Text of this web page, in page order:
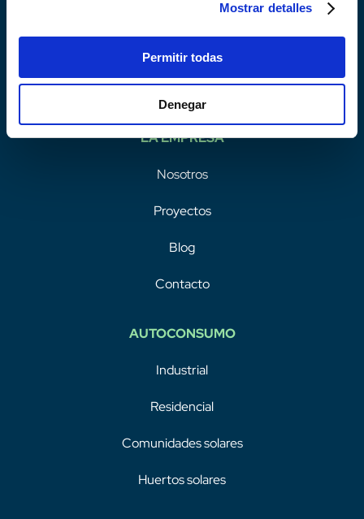
Mostrar detalles
Permitir todas
Denegar
LA EMPRESA
Nosotros
Proyectos
Blog
Contacto
AUTOCONSUMO
Industrial
Residencial
Comunidades solares
Huertos solares